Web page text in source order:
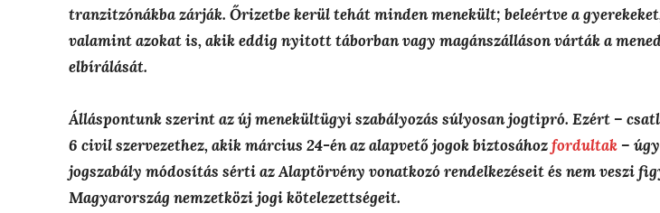
tranzitzónákba zárják. Őrizetbe kerül tehát minden menekült; beleértve a
valamint azokat is, akik eddig nyitott táborban vagy magánszálláson várták a
elbírálását.
Álláspontunk szerint az új menekültügyi szabályozás súlyosan jogtipró. Ezért –
6 civil szervezethez, akik március 24-én az alapvető jogok biztosáhozfordultak–
jogszabály módosítás sérti az Alaptörvény vonatkozó rendelkezéseit és nem veszi
Magyarország nemzetközi jogi kötelezettségeit.